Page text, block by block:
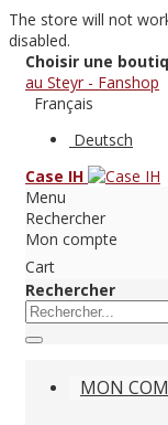
The store will not
disabled.
Choisir une
au Steyr - Fanshop
Français
Deutsch
Case IH
Menu
Rechercher
Mon compte
Cart
Rechercher
MON